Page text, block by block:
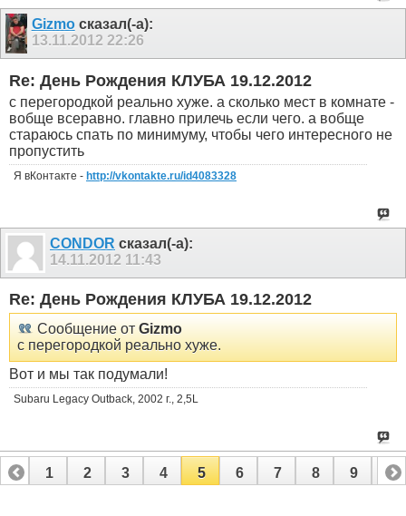
Gizmoсказал(-а):
13.11.2012 22:26
Re: День Рождения КЛУБА 19.12.2012
с перегородкой реально хуже. а сколько мест в комнате -
вобще всеравно. главно прилечь если чего. а вобще
стараюсь спать по минимуму, чтобы чего интересного не
пропустить
Я вКонтакте - http://vkontakte.ru/id4083328
CONDOR сказал(-а):
14.11.2012 11:43
Re: День Рождения КЛУБА 19.12.2012
Сообщение от Gizmo
с перегородкой реально хуже.
Вот и мы так подумали!
Subaru Legacy Outback, 2002 г., 2,5L
1 2 3 4 5 6 7 8 9 10